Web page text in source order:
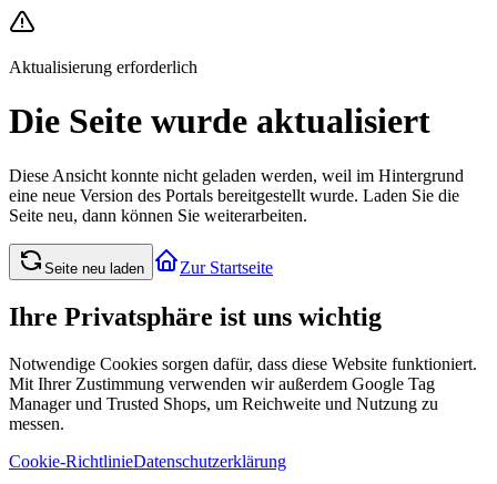
Aktualisierung erforderlich
Die Seite wurde aktualisiert
Diese Ansicht konnte nicht geladen werden, weil im Hintergrund
eine neue Version des Portals bereitgestellt wurde. Laden Sie die
Seite neu, dann können Sie weiterarbeiten.
Seite neu laden Zur Startseite
Ihre Privatsphäre ist uns wichtig
Notwendige Cookies sorgen dafür, dass diese Website funktioniert.
Mit Ihrer Zustimmung verwenden wir außerdem Google Tag
Manager und Trusted Shops, um Reichweite und Nutzung zu
messen.
Cookie-RichtlinieDatenschutzerklärung